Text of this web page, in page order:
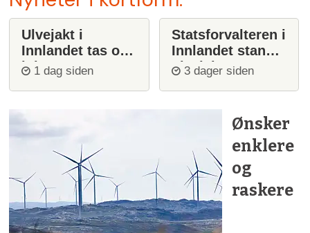
Ulvejakt i
Innlandet tas opp
igjen
1 dag siden
Statsforvalteren i
Innlandet stanser
ulvejakt
3 dager siden
Ønsker
enklere
og
raskere